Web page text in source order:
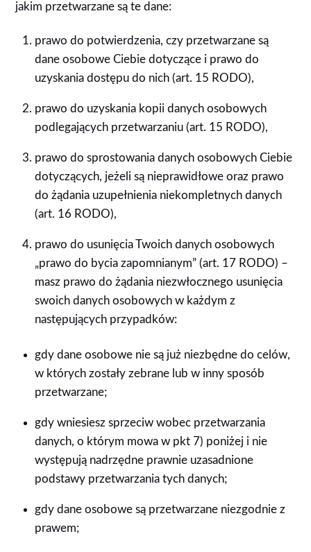
jakim przetwarzane są te dane:
prawo do potwierdzenia, czy przetwarzane są
dane osobowe Ciebie dotyczące i prawo do
uzyskania dostępu do nich (art. 15 RODO),
prawo do uzyskania kopii danych osobowych
podlegających przetwarzaniu (art. 15 RODO),
prawo do sprostowania danych osobowych Ciebie
dotyczących, jeżeli są nieprawidłowe oraz prawo
do żądania uzupełnienia niekompletnych danych
(art. 16 RODO),
prawo do usunięcia Twoich danych osobowych
„prawo do bycia zapomnianym” (art. 17 RODO) –
masz prawo do żądania niezwłocznego usunięcia
swoich danych osobowych w każdym z
następujących przypadków:
gdy dane osobowe nie są już niezbędne do celów,
w których zostały zebrane lub w inny sposób
przetwarzane;
gdy wniesiesz sprzeciw wobec przetwarzania
danych, o którym mowa w pkt 7) poniżej i nie
występują nadrzędne prawnie uzasadnione
podstawy przetwarzania tych danych;
gdy dane osobowe są przetwarzane niezgodnie z
prawem;